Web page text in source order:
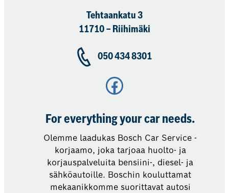
Tehtaankatu 3
11710 – Riihimäki
050 434 8301
Facebook
For everything your car needs.
Olemme laadukas Bosch Car Service -
korjaamo, joka tarjoaa huolto- ja
korjauspalveluita bensiini-, diesel- ja
sähköautoille. Boschin kouluttamat
mekaanikkomme suorittavat autosi